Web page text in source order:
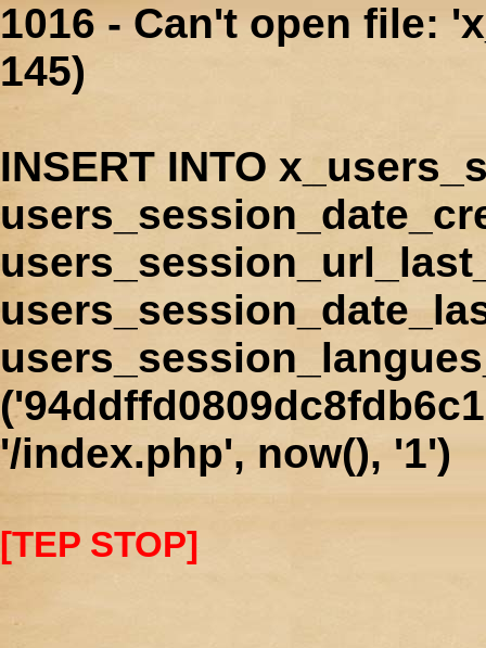
1016 - Can't open file:
145)
INSERT INTO
'/index.php', now(), '1')
[TEP STOP]